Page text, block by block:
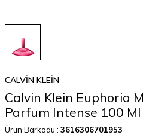
CALVIN KLEIN
Calvin Klein Euphoria
Parfum Intense 100 Ml
Ürün Barkodu : 3616306701953